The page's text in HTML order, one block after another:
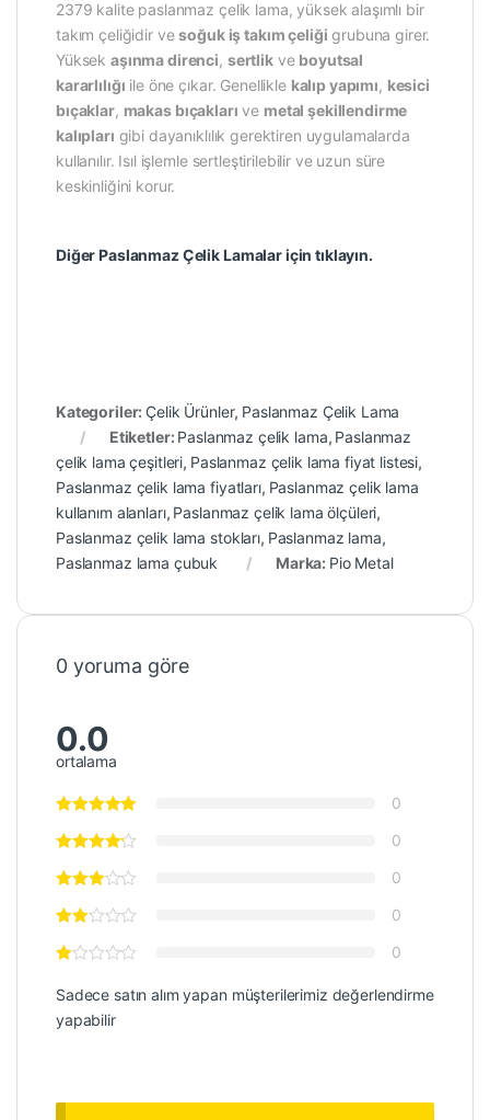
2379 kalite paslanmaz çelik lama, yüksek alaşımlı bir
takım çeliğidir vesoğuk iş takım çeliği grubuna girer.
Yüksekaşınma direnci, sertlikve boyutsal
kararlılığı ile öne çıkar. Genellikle kalıp yapımı, kesici
bıçaklar, makas bıçakları ve metal şekillendirme
kalıpları gibi dayanıklılık gerektiren uygulamalarda
kullanılır. Isıl işlemle sertleştirilebilir ve uzun süre
keskinliğini korur.
Diğer Paslanmaz Çelik Lamalar için tıklayın.
Kategoriler: Çelik Ürünler, Paslanmaz Çelik Lama
Etiketler: Paslanmaz çelik lama, Paslanmaz
çelik lama çeşitleri, Paslanmaz çelik lama fiyat listesi,
Paslanmaz çelik lama fiyatları, Paslanmaz çelik lama
kullanım alanları, Paslanmaz çelik lama ölçüleri,
Paslanmaz çelik lama stokları, Paslanmaz lama,
Paslanmaz lama çubuk
Marka: Pio Metal
0 yoruma göre
0.0
ortalama
0
0
0
0
0
Sadece satın alım yapan müşterilerimiz değerlendirme
yapabilir